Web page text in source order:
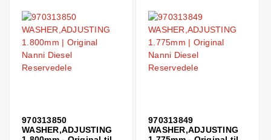
970313850
WASHER,ADJUSTING
970313849
WASHER,ADJUSTING